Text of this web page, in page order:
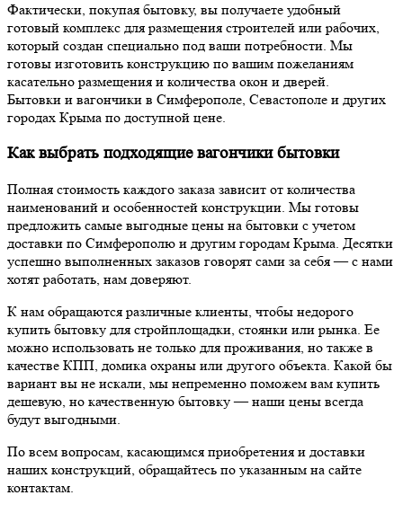
Фактически, покупая бытовку, вы получаете удобный
готовый комплекс для размещения строителей или рабочих,
который создан специально под ваши потребности. Мы
готовы изготовить конструкцию по вашим пожеланиям
касательно размещения и количества окон и дверей.
Бытовки и вагончики в Симферополе, Севастополе и других
городах Крыма по доступной цене.
Как выбрать подходящие вагончики бытовки
Полная стоимость каждого заказа зависит от количества
наименований и особенностей конструкции. Мы готовы
предложить самые выгодные цены на бытовки с учетом
доставки по Симферополю и другим городам Крыма. Десятки
успешно выполненных заказов говорят сами за себя — с нами
хотят работать, нам доверяют.
К нам обращаются различные клиенты, чтобы недорого
купить бытовку для стройплощадки, стоянки или рынка. Ее
можно использовать не только для проживания, но также в
качестве КПП, домика охраны или другого объекта. Какой бы
вариант вы не искали, мы непременно поможем вам купить
дешевую, но качественную бытовку — наши цены всегда
будут выгодными.
По всем вопросам, касающимся приобретения и доставки
наших конструкций, обращайтесь по указанным на сайте
контактам.